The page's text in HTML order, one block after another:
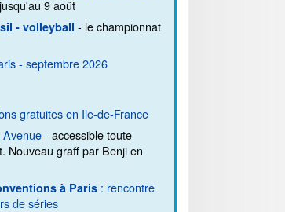
jusqu'au 9 août
- volleyball - le championnat
- septembre 2026
gratuites en Ile-de-France
- accessible toute
Nouveau graff par Benji en
à Paris : rencontre
de séries